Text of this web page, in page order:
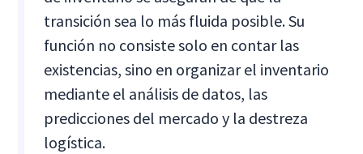
transición sea lo más fluida posible. Su
función no consiste solo en contar las
existencias, sino en organizar el inventario
mediante el análisis de datos, las
predicciones del mercado y la destreza
logística.